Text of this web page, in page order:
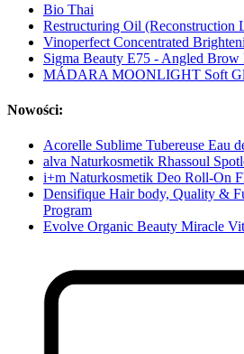
Bio Thai
Restructuring Oil (Reconstruction
Vinoperfect Concentrated
Sigma Beauty E75 - Angled Brow
MÁDARA MOONLIGHT Soft
Nowości:
Acorelle Sublime Tubereuse Eau
alva Naturkosmetik Rhassoul
i+m Naturkosmetik Deo Roll-On
Densifique Hair body, Quality &
Program
Evolve Organic Beauty Miracle